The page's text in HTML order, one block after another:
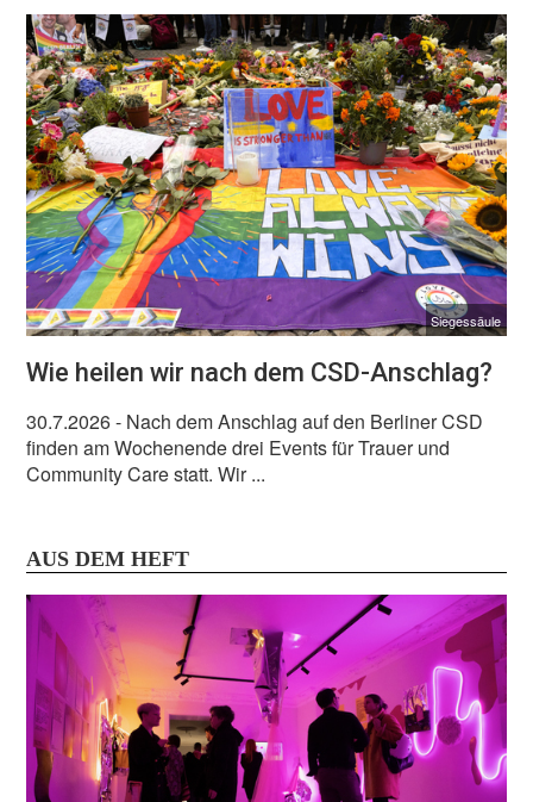
Siegessäule
Wie heilen wir nach dem CSD-Anschlag?
30.7.2026- Nach dem Anschlag auf den Berliner CSD
finden am Wochenende drei Events für Trauer und
Community Care statt. Wir ...
AUS DEM HEFT